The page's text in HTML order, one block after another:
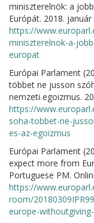
miniszterelnök: a
Európát. 2018. január
https://
miniszterelnok-a-
europat
Európai Parlament
többet ne jusson
nemzeti egoizmus.
https://
soha-tobbet-ne-
es-az-egoizmus
Európai Parlament
expect more from
Portuguese PM.
https://
room/
europe-